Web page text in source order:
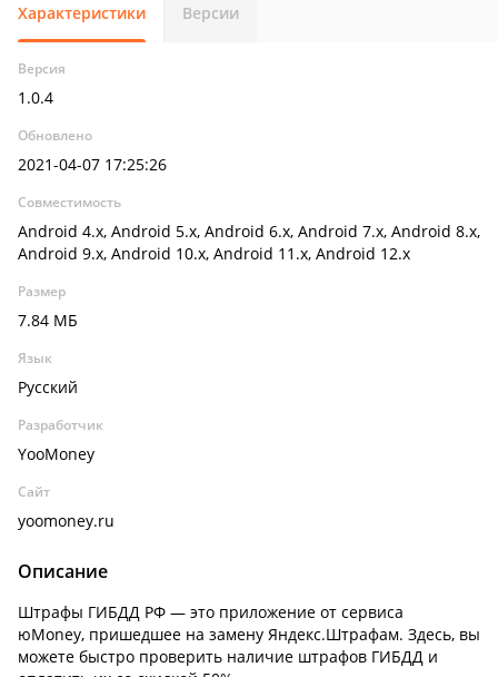
Характеристики Версии
Версия
1.0.4
Обновлено
2021-04-07 17:25:26
Совместимость
Android 4.x, Android 5.x, Android 6.x, Android 7.x, Android 8.x,
Android 9.x, Android 10.x, Android 11.x, Android 12.x
Размер
7.84 МБ
Язык
Русский
Разработчик
YooMoney
Сайт
yoomoney.ru
Описание
Штрафы ГИБДД РФ — это приложение от сервиса
юMoney, пришедшее на замену Яндекс.Штрафам. Здесь, вы
можете быстро проверить наличие штрафов ГИБДД и